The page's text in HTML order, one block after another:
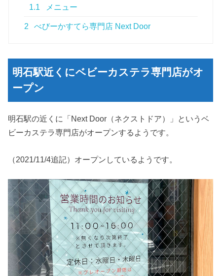
1.1 メニュー
2 べびーかすてら専門店 Next Door
明石駅近くにベビーカステラ専門店がオ
ープン
明石駅の近くに「Next Door（ネクストドア）」というベ
ビーカステラ専門店がオープンするようです。
（2021/11/4追記）オープンしているようです。